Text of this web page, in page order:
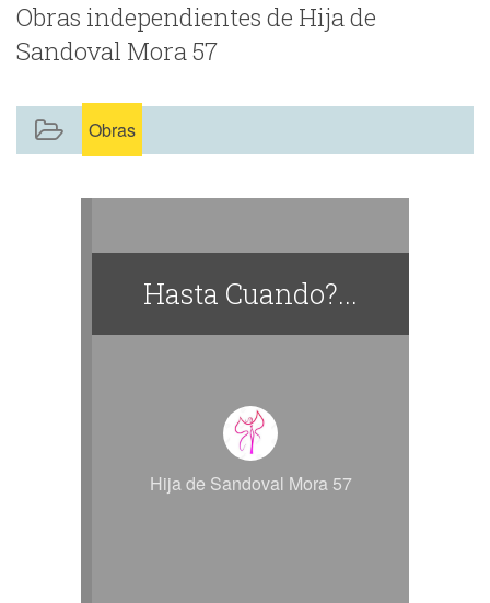
Obras independientes de Hija de
Sandoval Mora 57
Obras
Hasta Cuando?...
Hija de Sandoval Mora 57